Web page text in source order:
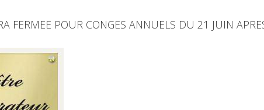
FERMEE POUR CONGES ANNUELS DU 21 JUIN